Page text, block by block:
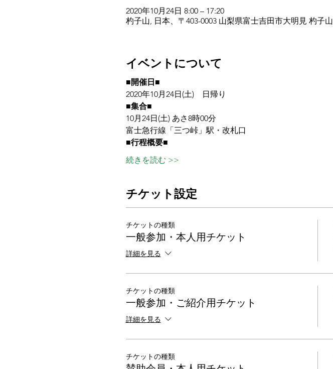
2020年10月24日 8:00 – 17:20
杓子山, 日本、〒403-0003 山梨県富士吉田市大明見 杓子山
イベントについて
■開催日■
2020年10月24日(土)　日帰り
■集合■
10月24日(土) あさ8時00分
富士急行線「三つ峠」駅・改札口
■行程概要■
続きを読む >>
チケット設定
チケットの種類
一般参加・本人用チケット
詳細を見る
チケットの種類
一般参加・ご紹介用チケット
詳細を見る
チケットの種類